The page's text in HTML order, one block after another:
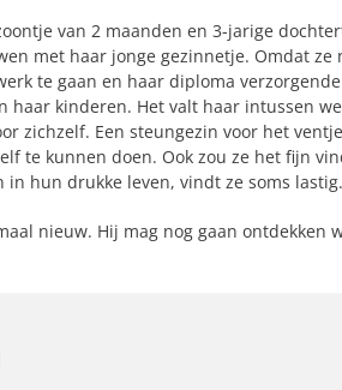
van 2 maanden en 3-jarige
met haar jonge gezinnetje. Omdat
te gaan en haar diploma
haar kinderen. Het valt haar intussen
zichzelf. Een steungezin voor het
te kunnen doen. Ook zou ze het fijn
hun drukke leven, vindt ze soms lastig.
nieuw. Hij mag nog gaan ontdekken